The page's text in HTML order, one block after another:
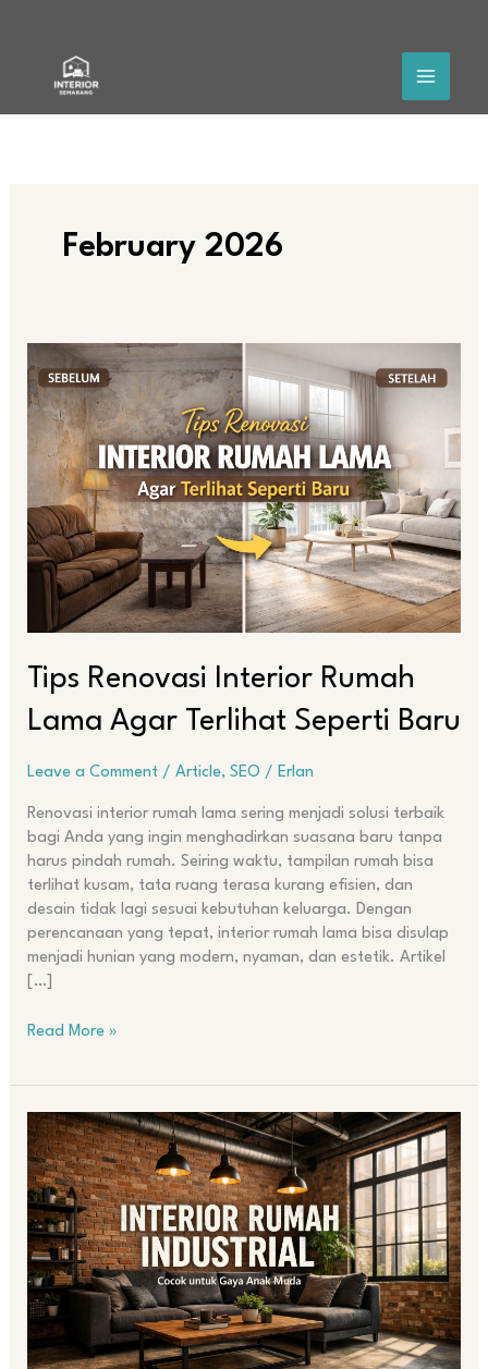
February 2026
Tips Renovasi Interior Rumah
Lama Agar Terlihat Seperti Baru
Leave a Comment / Article, SEO / Erlan
Renovasi interior rumah lama sering menjadi solusi terbaik
bagi Anda yang ingin menghadirkan suasana baru tanpa
harus pindah rumah. Seiring waktu, tampilan rumah bisa
terlihat kusam, tata ruang terasa kurang efisien, dan
desain tidak lagi sesuai kebutuhan keluarga. Dengan
perencanaan yang tepat, interior rumah lama bisa disulap
menjadi hunian yang modern, nyaman, dan estetik. Artikel
[…]
Tips
Renovasi
Interior
Rumah
Lama
Agar
Terlihat
Seperti
Baru
Read More »
Interior
Rumah
Industrial
yang
Cocok
untuk
Gaya
Anak
Muda